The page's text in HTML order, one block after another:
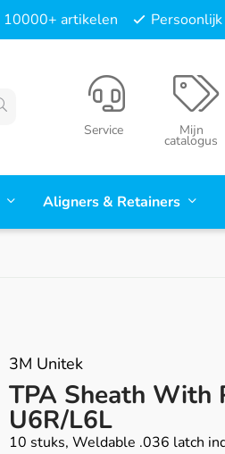
10000+ artikelen
Mijn
catalogus
Service
Aligners & Retainers
3M Unitek
TPA Sheath With
U6R/L6L
10 stuks, Weldable .036 latch